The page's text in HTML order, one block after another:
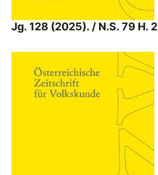
Jg. 128 (2025). / N.S. 79 H. 2